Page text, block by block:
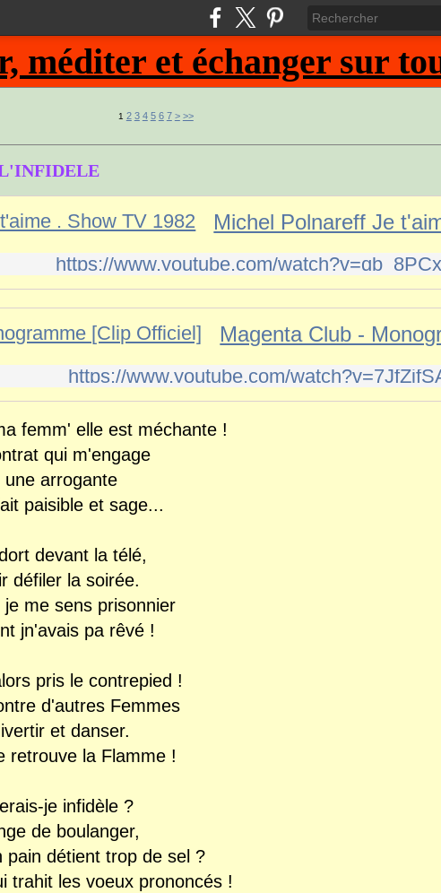
et échanger sur
1 2 3 4 5 6 7 > >>
https://www.youtube.com/
https://www.youtube.com/
femm' elle est méchante !
qui m'engage
arrogante
paisible et sage...
devant la télé,
défiler la soirée.
me sens prisonnier
jn'avais pa rêvé !
pris le contrepied !
d'autres Femmes
et danser.
retrouve la Flamme !
je infidèle ?
de boulanger,
pain détient trop de sel ?
trahit les voeux prononcés !